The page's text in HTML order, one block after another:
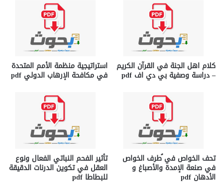
كلام اهل الجنة في القرآن الكريم
– دراسة وصفية بي دي اف pdf
استراتیجیة منظمة الأمم المتحدة
في مكافحة الإرهاب الدولي pdf
تحف الخواص في ُطرف الخواص
في صنعة الإمدة والأصباغ و
الأدهان pdf
تأثير الفحم النباتي الفعال ونوع
العقل في تكوين الدرنات الدقيقة
للبطاطا pdf